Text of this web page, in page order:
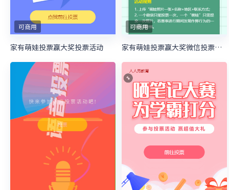
可商用
家有萌娃投票赢大奖投票活动
可商用
家有萌娃投票赢大奖微信投票活动